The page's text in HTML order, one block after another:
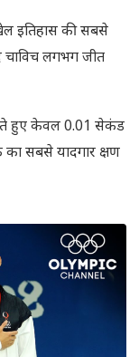
इतिहास की सबसे
चाविच लगभग जीत
हुए केवल 0.01 सेकंड
सबसे यादगार क्षण